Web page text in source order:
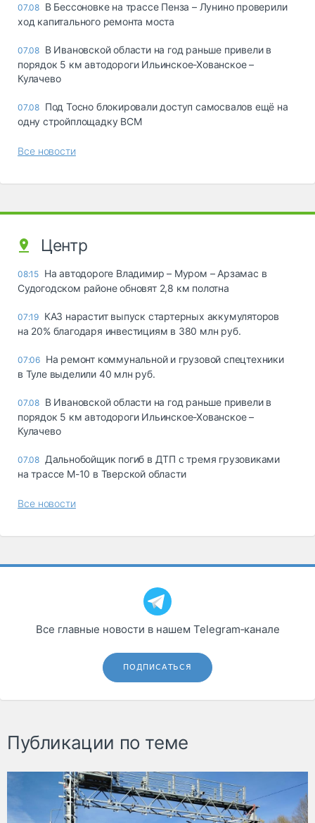
07.08 В Бессоновке на трассе Пенза – Лунино проверили
ход капитального ремонта моста
07.08 В Ивановской области на год раньше привели в
порядок 5 км автодороги Ильинское-Хованское –
Кулачево
07.08 Под Тосно блокировали доступ самосвалов ещё на
одну стройплощадку ВСМ
Все новости
Центр
08:15 На автодороге Владимир – Муром – Арзамас в
Судогодском районе обновят 2,8 км полотна
07:19 КАЗ нарастит выпуск стартерных аккумуляторов
на 20% благодаря инвестициям в 380 млн руб.
07:06 На ремонт коммунальной и грузовой спецтехники
в Туле выделили 40 млн руб.
07.08 В Ивановской области на год раньше привели в
порядок 5 км автодороги Ильинское-Хованское –
Кулачево
07.08 Дальнобойщик погиб в ДТП с тремя грузовиками
на трассе М-10 в Тверской области
Все новости
Все главные новости в нашем Telegram‑канале
ПОДПИСАТЬСЯ
Публикации по теме